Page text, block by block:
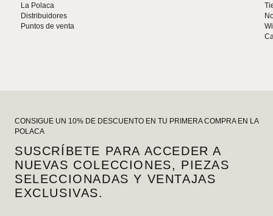
La Polaca
Distribuidores
Puntos de venta
CONSIGUE UN 10% DE DESCUENTO EN TU PRIMERA COMPRA EN LA
POLACA
SUSCRÍBETE PARA ACCEDER A
NUEVAS COLECCIONES, PIEZAS
SELECCIONADAS Y VENTAJAS
EXCLUSIVAS.